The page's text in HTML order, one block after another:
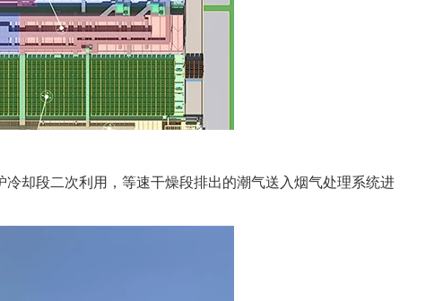
却段二次利用，等速干燥段排出的潮气送入烟气处理系统进